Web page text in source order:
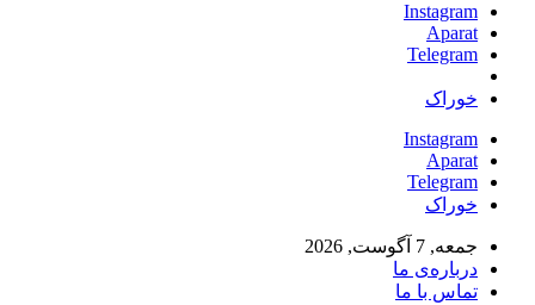
Instagram
Aparat
Telegram
خوراک
Instagram
Aparat
Telegram
خوراک
جمعه, 7 آگوست, 2026
درباره‌ی ما
تماس با ما